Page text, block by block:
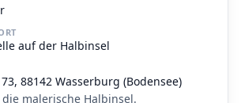
auf der Halbinsel
88142 Wasserburg (Bodensee)
malerische Halbinsel.